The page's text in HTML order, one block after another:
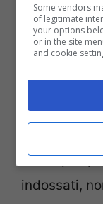
I joggers tortora
Sono quei
indossati,
Some vendors
of legitimate
your options
or in the site
and cookie